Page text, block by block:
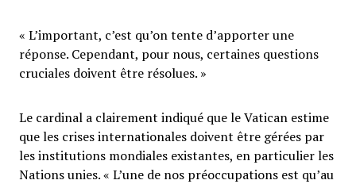
« L’important, c’est qu’on tente d’apporter une
réponse. Cependant, pour nous, certaines questions
cruciales doivent être résolues. »
Le cardinal a clairement indiqué que le Vatican estime
que les crises internationales doivent être gérées par
les institutions mondiales existantes, en particulier les
Nations unies. « L’une de nos préoccupations est qu’au